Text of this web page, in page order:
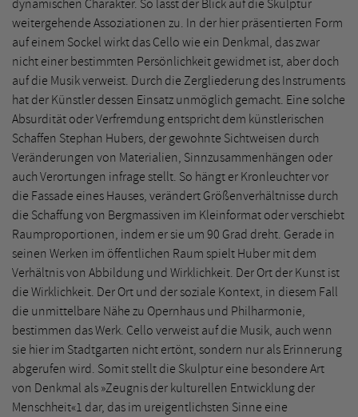
dynamischen Charakter. So lässt der Blick auf die Skulptur
weitergehende Assoziationen zu. In der hier präsentierten Form
auf einem Sockel wirkt das Cello wie ein Denkmal, das zwar
nicht einer bestimmten Persönlichkeit gewidmet ist, aber doch
auf die Musik verweist. Durch die Zergliederung des Instruments
hat der Künstler dessen Einsatz unmöglich gemacht. Eine solche
Absurdität oder Verfremdung entspricht dem künstlerischen
Schaffen Stephan Hubers, der gewohnte Sichtweisen durch
Veränderungen von Materialien, Sinnzusammenhängen oder
auch Verortungen infrage stellt. So hängt er Kronleuchter vor
die Fassade eines Hauses, verändert Größenverhältnisse durch
die Schaffung von Bergmassiven im Kleinformat oder verschiebt
Raumproportionen, indem er sie um 90 Grad dreht. Gerade in
seinen Werken im öffentlichen Raum spielt Huber mit dem
Verhältnis von Abbildung und Wirklichkeit. Der Ort der Kunst ist
die Wirklichkeit. Der Ort und der soziale Kontext, in diesem Fall
die unmittelbare Nähe zu Opernhaus und Philharmonie,
bestimmen das Werk. Cello verweist auf die Musik, auch wenn
sie hier im Stadtgarten nicht ertönt, sondern nur als Erinnerung
abgerufen wird. Somit stellt die Skulptur eine besondere Art
von Denkmal als »Zeugnis der kulturellen Entwicklung der
Menschheit«1 dar, das im ureigentlichsten Sinne eine